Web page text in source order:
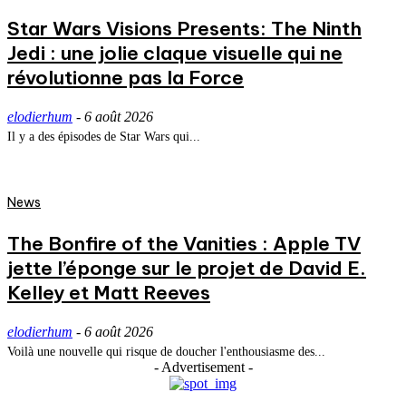
Star Wars Visions Presents: The Ninth
Jedi : une jolie claque visuelle qui ne
révolutionne pas la Force
elodierhum - 6 août 2026
Il y a des épisodes de Star Wars qui...
News
The Bonfire of the Vanities : Apple TV
jette l’éponge sur le projet de David E.
Kelley et Matt Reeves
elodierhum - 6 août 2026
Voilà une nouvelle qui risque de doucher l'enthousiasme des...
- Advertisement -